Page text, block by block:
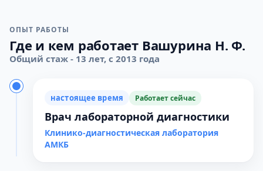
ОПЫТ РАБОТЫ
Где и кем работает Вашурина Н. Ф.
Общий стаж - 13 лет, с 2013 года
настоящее время Работает сейчас
Врач лабораторной диагностики
Клинико-диагностическая лаборатория
АМКБ